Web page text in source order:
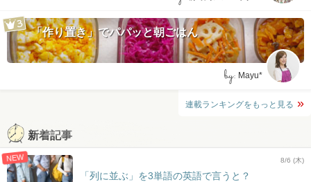
「作り置き」でパパッと朝ごはん
by: Mayu*
連載ランキングをもっと見る
新着記事
NEW 8/6 (木)
「列に並ぶ」を3単語の英語で言うと？